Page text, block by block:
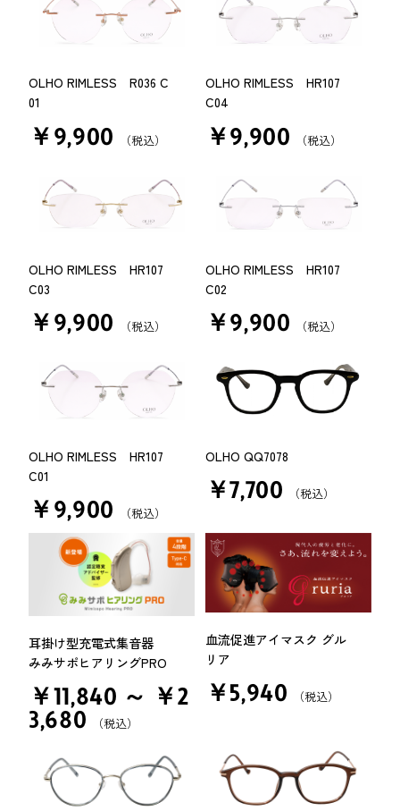
OLHO RIMLESS R036 C
01
￥9,900 （税込）
OLHO RIMLESS HR107
C04
￥9,900 （税込）
OLHO RIMLESS HR107
C03
￥9,900 （税込）
OLHO RIMLESS HR107
C02
￥9,900 （税込）
OLHO RIMLESS HR107
C01
￥9,900 （税込）
OLHO QQ7078
￥7,700 （税込）
耳掛け型充電式集音器
みみサポヒアリングPRO
￥11,840 ～ ￥2
3,680 （税込）
血流促進アイマスク グル
リア
￥5,940 （税込）